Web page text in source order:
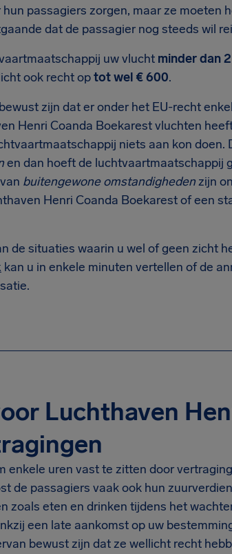
passagiers zorgen, maar ze moeten
dat de passagier nog steeds wil
uw vlucht minder dan
ook recht optot wel € 600.
zijn dat er onder het EU-recht
Henri Coanda Boekarest vluchten
niets aan kon doen.
en dan hoeft de luchtvaartmaatschappij
buitengewone omstandighedenzijn
Henri Coanda Boekarest of een
de situaties waarin u wel of geen zicht
kan u in enkele minuten vertellen of de
Luchthaven
enkele uren vast te zitten door
de passagiers vaak ook hun
zoals eten en drinken tijdens het
een late aankomst op uw
bewust zijn dat ze wellicht recht